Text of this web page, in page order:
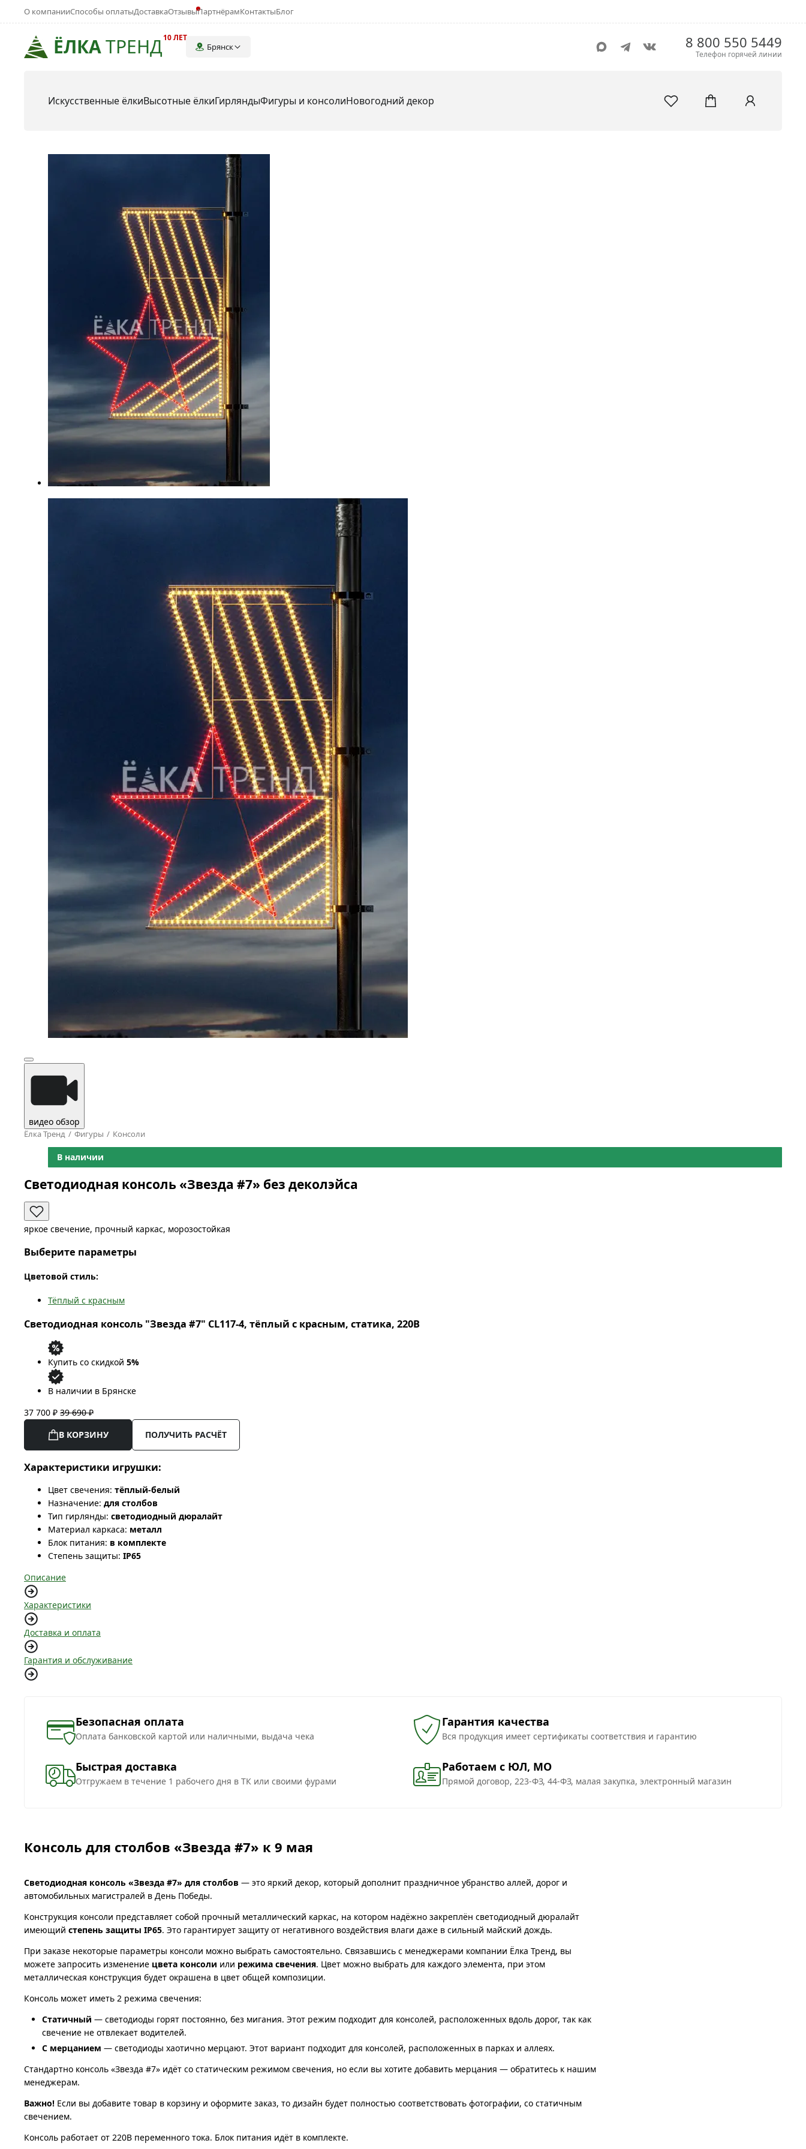
ЁЛКАТРЕНД10 ЛЕТ
Брянск
О компанииСпособы оплатыДоставкаОтзывыПартнёрамКонтактыБлог
8 800 550 5449
Телефон горячей линии
Искусственные ёлкиВысотные ёлкиГирляндыФигуры и консолиНовогодний декор
видео обзор
Ёлка Тренд Фигуры Консоли
В наличии
Светодиодная консоль «Звезда #7» без деколэйса
яркое свечение, прочный каркас, морозостойкая
Выберите параметры
Цветовой стиль:
Тёплый с красным
Светодиодная консоль "Звезда #7" CL117-4, тёплый с красным, статика, 220В
Купить со скидкой 5%
В наличии в Брянске
37 700 ₽ 39 690 ₽
В КОРЗИНУ
ПОЛУЧИТЬ РАСЧЁТ
Характеристики игрушки:
Цвет свечения: тёплый-белый
Назначение: для столбов
Тип гирлянды: светодиодный дюралайт
Материал каркаса: металл
Блок питания: в комплекте
Степень защиты: IP65
Описание
Характеристики
Доставка и оплата
Гарантия и обслуживание
Безопасная оплата
Оплата банковской картой или наличными, выдача чека
Гарантия качества
Вся продукция имеет сертификаты соответствия и гарантию
Быстрая доставка
Отгружаем в течение 1 рабочего дня в ТК или своими фурами
Работаем с ЮЛ, МО
Прямой договор, 223-ФЗ, 44-ФЗ, малая закупка, электронный магазин
Консоль для столбов «Звезда #7» к 9 мая
Светодиодная консоль «Звезда #7» для столбов — это яркий декор, который дополнит праздничное убранство аллей, дорог и
автомобильных магистралей в День Победы.
Конструкция консоли представляет собой прочный металлический каркас, на котором надёжно закреплён светодиодный дюралайт
имеющий степень защиты IP65. Это гарантирует защиту от негативного воздействия влаги даже в сильный майский дождь.
При заказе некоторые параметры консоли можно выбрать самостоятельно. Связавшись с менеджерами компании Ёлка Тренд, вы
можете запросить изменение цвета консоли или режима свечения. Цвет можно выбрать для каждого элемента, при этом
металлическая конструкция будет окрашена в цвет общей композиции.
Консоль может иметь 2 режима свечения:
Статичный — светодиоды горят постоянно, без мигания. Этот режим подходит для консолей, расположенных вдоль дорог, так как
свечение не отвлекает водителей.
С мерцанием — светодиоды хаотично мерцают. Этот вариант подходит для консолей, расположенных в парках и аллеях.
Стандартно консоль «Звезда #7» идёт со статическим режимом свечения, но если вы хотите добавить мерцания — обратитесь к нашим
менеджерам.
Важно! Если вы добавите товар в корзину и оформите заказ, то дизайн будет полностью соответствовать фотографии, со статичным
свечением.
Консоль работает от 220В переменного тока. Блок питания идёт в комплекте.